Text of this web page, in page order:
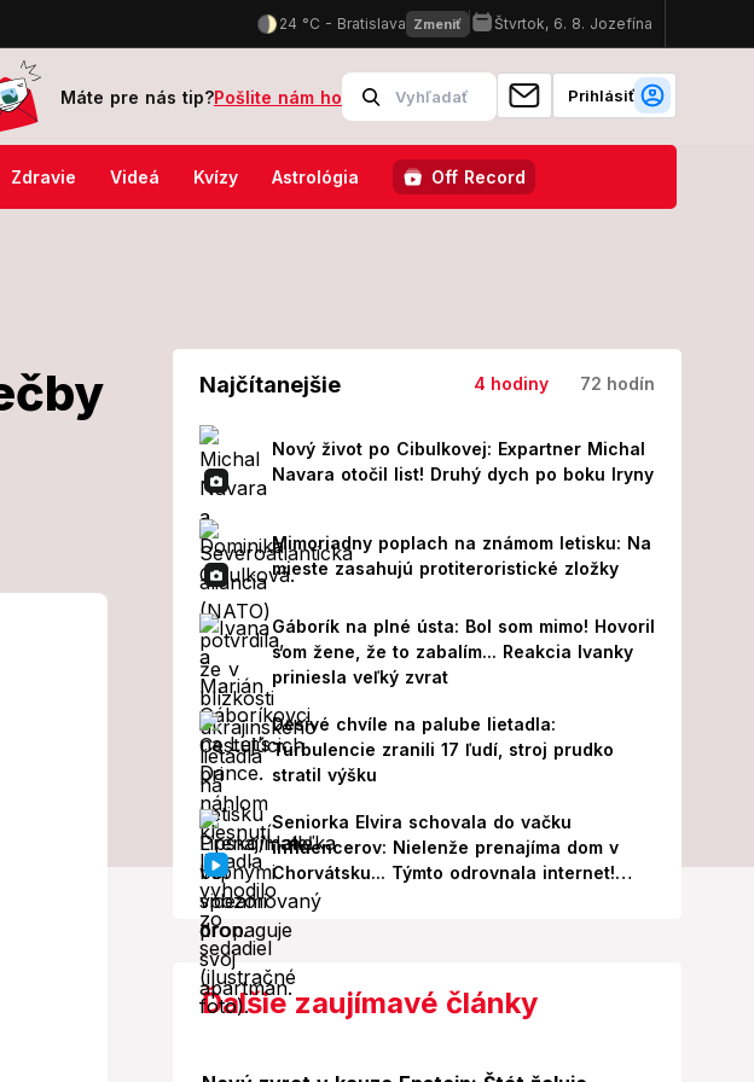
známom letisku: Na mieste zasahujú protiteroristické zložky Slovenskí policajti majú v
Máte pre nás tip?Pošlite nám ho Prihlásiť
Zdravie Videá Kvízy Astrológia Off Record
Najčítanejšie 4 hodiny 72 hodín
Nový život po Cibulkovej: Expartner Michal
Navara otočil list! Druhý dych po boku Iryny
Mimoriadny poplach na známom letisku: Na
mieste zasahujú protiteroristické zložky
Gáborík na plné ústa: Bol som mimo! Hovoril
som žene, že to zabalím... Reakcia Ivanky
priniesla veľký zvrat
Desivé chvíle na palube lietadla:
Turbulencie zranili 17 ľudí, stroj prudko
stratil výšku
Seniorka Elvira schovala do vačku
influencerov: Nielenže prenajíma dom v
Chorvátsku... Týmto odrovnala internet!
VIDEO
Ďalšie zaujímavé články